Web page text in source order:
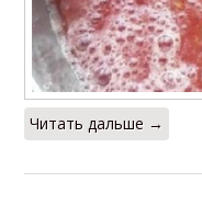
Читать дальше →